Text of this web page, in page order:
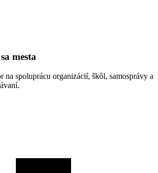
mesta
na spoluprácu organizácií, škôl, samosprávy a